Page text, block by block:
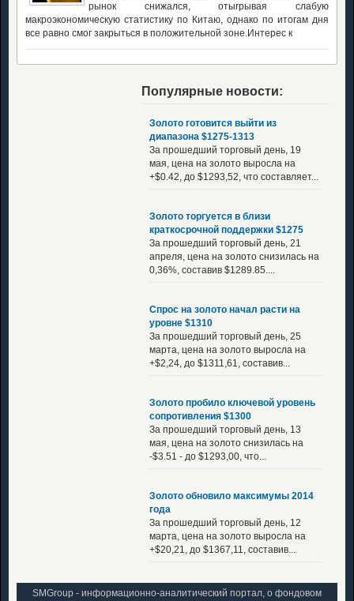
рынок снижался, отыгрывая слабую
макроэкономическую статистику по Китаю, однако по итогам дня
все равно смог закрыться в положительной зоне.Интерес к
Популярные новости:
Золото готовится выйти из
диапазона $1275-1313
За прошедший торговый день, 19
мая, цена на золото выросла на
+$0.42, до $1293,52, что составляет...
Золото торгуется в близи
краткосрочной поддержки $1275
За прошедший торговый день, 21
апреля, цена на золото снизилась на
0,36%, составив $1289.85....
Спрос на золото начал расти на
уровне $1310
За прошедший торговый день, 25
марта, цена на золото выросла на
+$2,24, до $1311,61, составив...
Золото пробило ключевой уровень
сопротивления $1300
За прошедший торговый день, 13
мая, цена на золото снизилась на
-$3.51 - до $1293,00, что...
Золото обновило максимумы 2014
года
За прошедший торговый день, 12
марта, цена на золото выросла на
+$20,21, до $1367,11, составив...
SMGroup - информационно-аналитический портал, о фондовом